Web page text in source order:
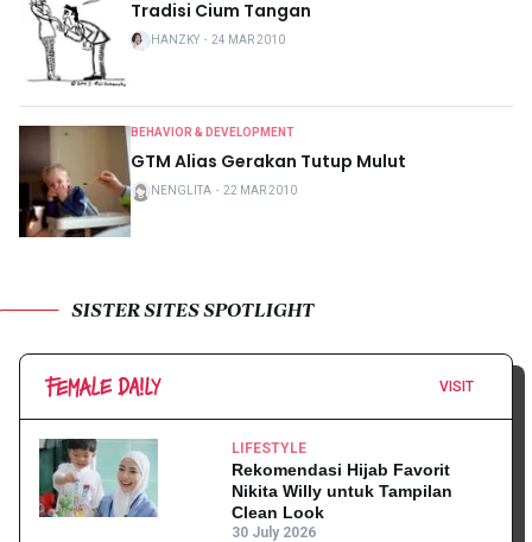
Tradisi Cium Tangan
HANZKY ・ 24 MAR 2010
BEHAVIOR & DEVELOPMENT
GTM Alias Gerakan Tutup Mulut
NENGLITA ・ 22 MAR 2010
SISTER SITES SPOTLIGHT
VISIT
LIFESTYLE
Rekomendasi Hijab Favorit
Nikita Willy untuk Tampilan
Clean Look
30 July 2026